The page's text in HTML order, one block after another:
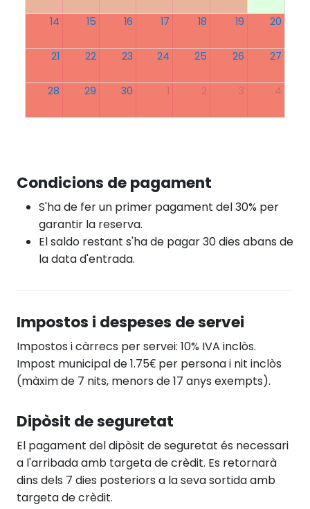
14 15 16 17 18 19 20
21 22 23 24 25 26 27
28 29 30 1 2 3 4
Condicions de pagament
S'ha de fer un primer pagament del 30% per
garantir la reserva.
El saldo restant s'ha de pagar 30 dies abans de
la data d'entrada.
Impostos i despeses de servei
Impostos i càrrecs per servei: 10% IVA inclòs.
Impost municipal de 1.75€ per persona i nit inclòs
(màxim de 7 nits, menors de 17 anys exempts).
Dipòsit de seguretat
El pagament del dipòsit de seguretat és necessari
a l'arribada amb targeta de crèdit. Es retornarà
dins dels 7 dies posteriors a la seva sortida amb
targeta de crèdit.